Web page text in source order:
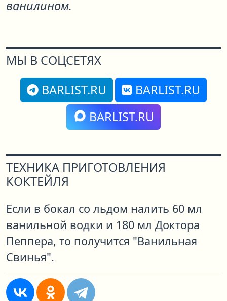
ванилином.
МЫ В СОЦСЕТЯХ
BARLIST.RU
BARLIST.RU
BARLIST.RU
ТЕХНИКА ПРИГОТОВЛЕНИЯ
КОКТЕЙЛЯ
Если в бокал со льдом налить 60 мл
ванильной водки и 180 мл Доктора
Пеппера, то получится "Ванильная
Свинья".